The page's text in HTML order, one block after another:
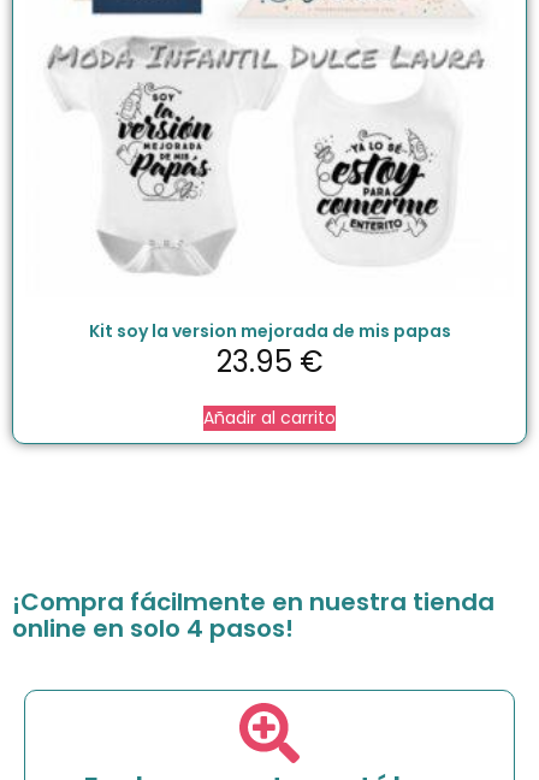
Kit soy la version mejorada de mis papas
23.95 €
Añadir al carrito
¡Compra fácilmente en nuestra tienda
online en solo 4 pasos!